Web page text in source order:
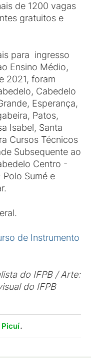
de 1200 vagas
gratuitos e
para ingresso
Ensino Médio,
2021, foram
Cabedelo
Esperança,
Patos,
Isabel, Santa
Cursos Técnicos
Subsequente ao
Centro -
Sumé e
de Instrumento
do IFPB / Arte:
do IFPB
.